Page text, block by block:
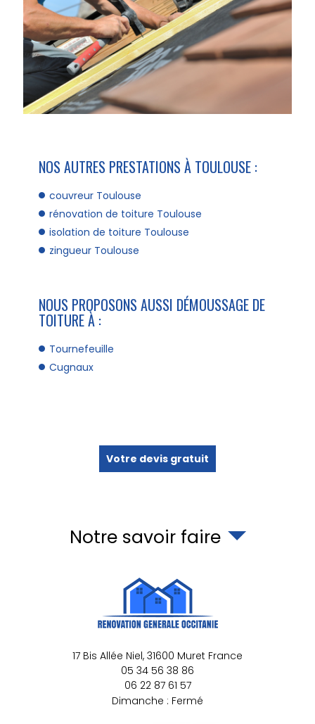
NOS AUTRES PRESTATIONS À TOULOUSE :
couvreur Toulouse
rénovation de toiture Toulouse
isolation de toiture Toulouse
zingueur Toulouse
NOUS PROPOSONS AUSSI DÉMOUSSAGE DE
TOITURE À :
Tournefeuille
Cugnaux
Votre devis gratuit
Notre savoir faire
17 Bis Allée Niel, 31600 Muret France
05 34 56 38 86
06 22 87 61 57
Dimanche : Fermé